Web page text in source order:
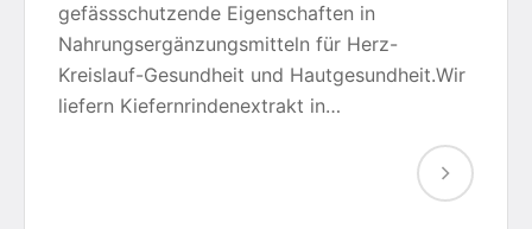
gefässschutzende Eigenschaften in
Nahrungsergänzungsmitteln für Herz-
Kreislauf-Gesundheit und Hautgesundheit.Wir
liefern Kiefernrindenextrakt in…